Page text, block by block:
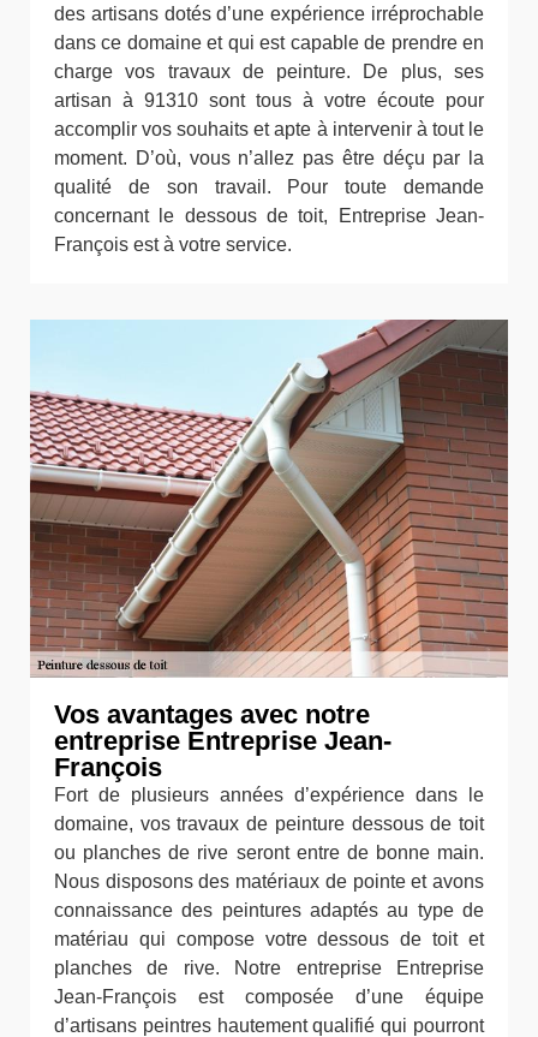
des artisans dotés d’une expérience irréprochable
dans ce domaine et qui est capable de prendre en
charge vos travaux de peinture. De plus, ses
artisan à 91310 sont tous à votre écoute pour
accomplir vos souhaits et apte à intervenir à tout le
moment. D’où, vous n’allez pas être déçu par la
qualité de son travail. Pour toute demande
concernant le dessous de toit, Entreprise Jean-
François est à votre service.
Vos avantages avec notre
entreprise Entreprise Jean-
François
Fort de plusieurs années d’expérience dans le
domaine, vos travaux de peinture dessous de toit
ou planches de rive seront entre de bonne main.
Nous disposons des matériaux de pointe et avons
connaissance des peintures adaptés au type de
matériau qui compose votre dessous de toit et
planches de rive. Notre entreprise Entreprise
Jean-François est composée d’une équipe
d’artisans peintres hautement qualifié qui pourront